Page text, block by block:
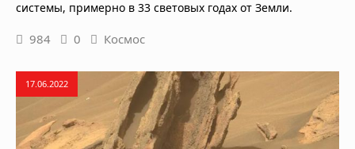
системы, примерно в 33 световых годах от Земли.
984 0 Космос
17.06.2022